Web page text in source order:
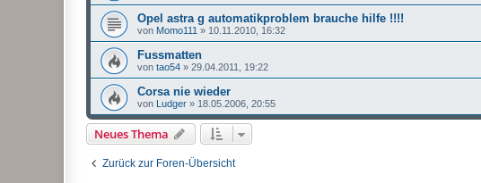
Opel astra g automatikproblem brauche hilfe !!!!
von Momo111 » 10.11.2010, 16:32
Fussmatten
von tao54 » 29.04.2011, 19:22
Corsa nie wieder
von Ludger » 18.05.2006, 20:55
Neues Thema
Zurück zur Foren-Übersicht